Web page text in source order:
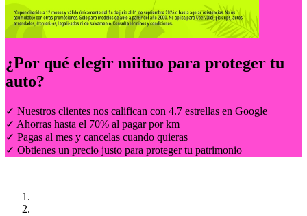
¿Por qué elegir miituo para proteger tu
auto?
✓ Nuestros clientes nos califican con 4.7 estrellas en Google
✓ Ahorras hasta el 70% al pagar por km
✓ Pagas al mes y cancelas cuando quieras
✓ Obtienes un precio justo para proteger tu patrimonio